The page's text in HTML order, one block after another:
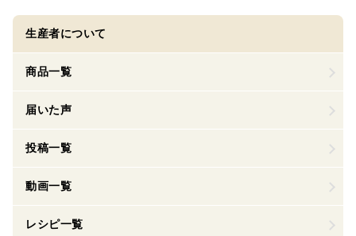
生産者について
商品一覧
届いた声
投稿一覧
動画一覧
レシピ一覧